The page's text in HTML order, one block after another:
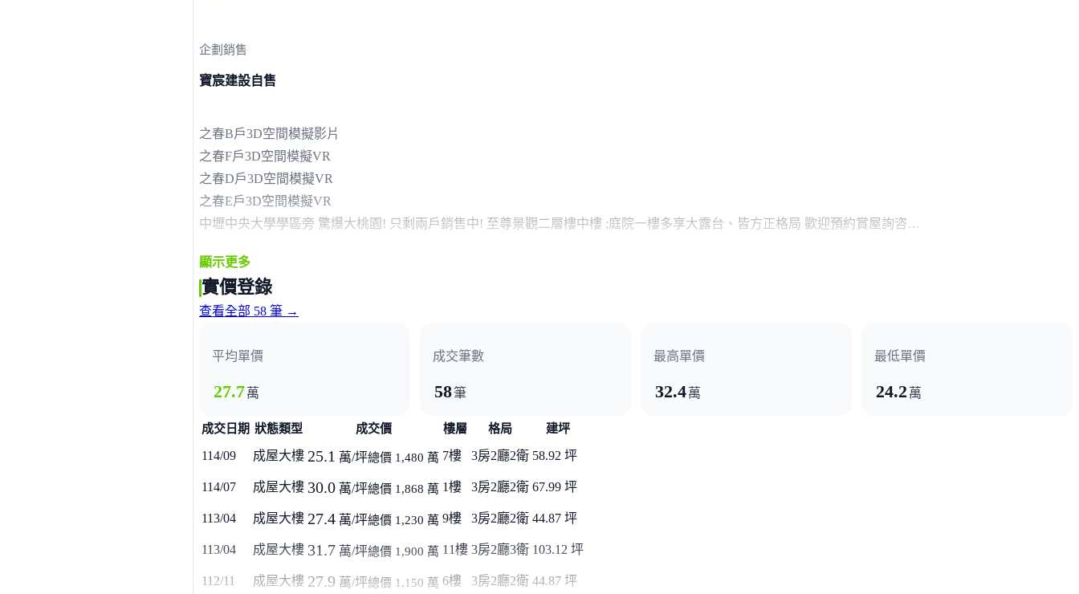
企劃銷售
寶宸建設自售
之春B戶3D空間模擬影片
之春F戶3D空間模擬VR
之春D戶3D空間模擬VR
之春E戶3D空間模擬VR
中壢中央大學學區旁 驚爆大桃園! 只剩兩戶銷售中! 至尊景觀二層樓中樓 ;庭院一樓多享大露台、皆方正格局 歡迎預約賞屋詢咨
是難得一見的新古典主義的美學建築,3~4房輕豪宅絕版規劃,也是中壢市區難得一見觀山映湖、曲徑通幽的湖畔大樓。
此外,緊鄰中央大學獨有的人文書香,始終是中壢都會水泥叢林中一股清流,靜靜地散發著獨特的書卷味和文人氣息。
[寶宸之春]會是您首購、換屋、投資、自住、養生最好的買點!
還有新落成啟用的國民運動中心、超商、美食街應有盡有。
獻給懂得生活的品味人士 中央大學旁湖岸大樓景觀宅 https://blog.housetube.tw/16361
限量56席！中央大學旁湖岸景觀宅 獻給懂得生活的品味人士 https://blog.housetube.tw/16299
顯示更多
實價登錄
查看全部 58 筆 →
平均單價
27.7萬
成交筆數
58筆
最高單價
32.4萬
最低單價
24.2 萬
成交日期 狀態類型 成交價 樓層 格局 建坪
114/09 成屋大樓 25.1 萬/坪總價 1,480 萬 7樓 3房2廳2衛 58.92 坪
114/07 成屋大樓 30.0 萬/坪總價 1,868 萬 1樓 3房2廳2衛 67.99 坪
113/04 成屋大樓 27.4 萬/坪總價 1,230 萬 9樓 3房2廳2衛 44.87 坪
113/04 成屋大樓 31.7 萬/坪總價 1,900 萬 11樓 3房2廳3衛 103.12 坪
112/11 成屋大樓 27.9 萬/坪總價 1,150 萬 6樓 3房2廳2衛 44.87 坪